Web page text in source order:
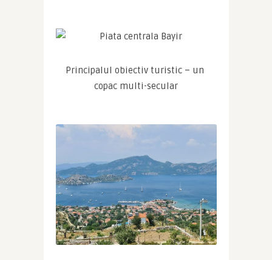
Principalul obiectiv turistic – un
copac multi-secular